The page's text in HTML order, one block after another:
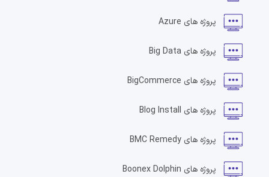
پروژه های Azure
پروژه های Big Data
پروژه های BigCommerce
پروژه های Blog Install
پروژه های BMC Remedy
پروژه های Boonex Dolphin